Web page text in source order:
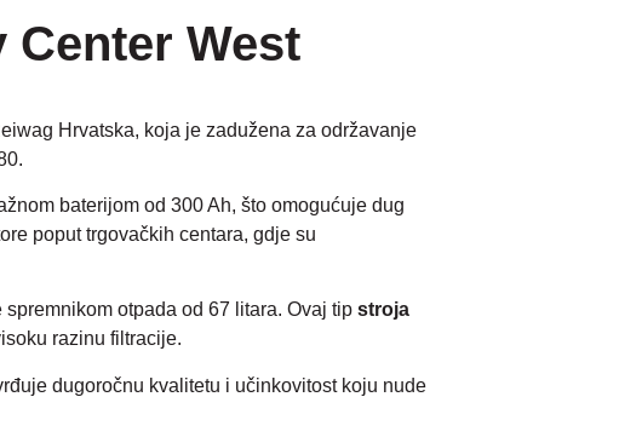
Center West
Hrvatska, koja je zadužena za održavanje
baterijom od 300 Ah, što omogućuje dug
poput trgovačkih centara, gdje su
otpada od 67 litara. Ovaj tip stroja
razinu filtracije.
dugoročnu kvalitetu i učinkovitost koju nude